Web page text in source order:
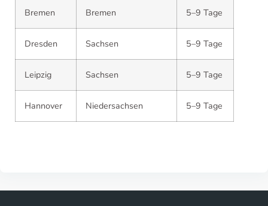
Bremen Bremen 5–9 Tage
Dresden Sachsen 5–9 Tage
Leipzig Sachsen 5–9 Tage
Hannover Niedersachsen 5–9 Tage